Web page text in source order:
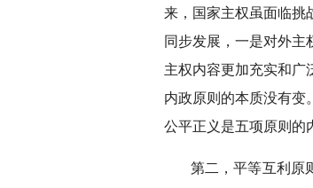
来，国家主权虽面临挑
同步发展，一是对外主
主权内容更加充实和广
内政原则的本质没有变
公平正义是五项原则的
第二，平等互利原